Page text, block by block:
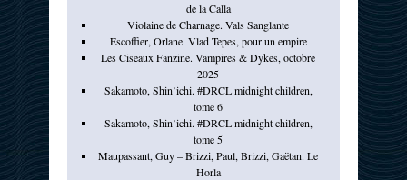
de la Calla
Violaine de Charnage. Vals Sanglante
Escoffier, Orlane. Vlad Tepes, pour un empire
Les Ciseaux Fanzine. Vampires & Dykes, octobre
2025
Sakamoto, Shin’ichi. #DRCL midnight children,
tome 6
Sakamoto, Shin’ichi. #DRCL midnight children,
tome 5
Maupassant, Guy – Brizzi, Paul, Brizzi, Gaëtan. Le
Horla